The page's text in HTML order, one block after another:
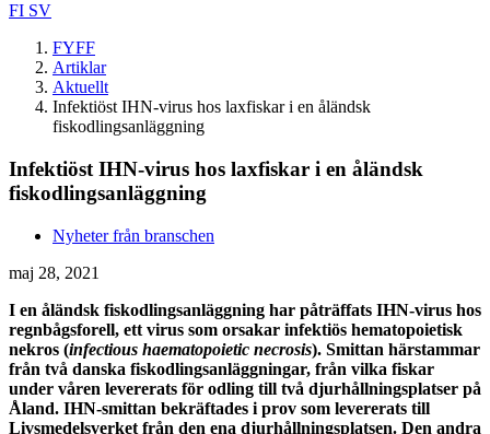
FI SV
FYFF
Artiklar
Aktuellt
Infektiöst IHN-virus hos laxfiskar i en åländsk
fiskodlingsanläggning
Infektiöst IHN-virus hos laxfiskar i en åländsk
fiskodlingsanläggning
Nyheter från branschen
maj 28, 2021
I en åländsk fiskodlingsanläggning har påträffats IHN-virus hos
regnbågsforell, ett virus som orsakar infektiös hematopoietisk
nekros (infectious haematopoietic necrosis). Smittan härstammar
från två danska fiskodlingsanläggningar, från vilka fiskar
under våren levererats för odling till två djurhållningsplatser på
Åland. IHN-smittan bekräftades i prov som levererats till
Livsmedelsverket från den ena djurhållningsplatsen. Den andra